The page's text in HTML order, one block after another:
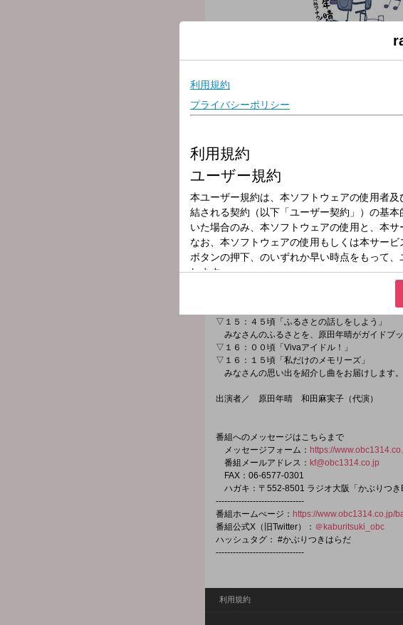
番組名
原田年晴かぶりつきBIG フライデー!(1)
原田年晴かぶりつきBIGフライデー
お得意の旅やグルメ、生活情報をわかりやすく
今日は和田麻実子アナウンサーのアシスタント
そして、ゲストに中野涼子さんが登場！原田と
▽１１：０５頃「かぶりつきジャーナル」
▽１２：００「午後の童謡唱歌」
▽１２：２０頃「平田進也のtabiwaでトラベル」
▽１２：３０「テレホン人生相談」
▽１５：４５頃「ふるさとの話しをしよう」
みなさんのふるさとを、原田年晴がガイドブ
▽１６：００頃「Vivaアイドル！」
▽１６：１５頃「私だけのメモリーズ」
みなさんの思い出を紹介し曲をお届けします。
出演者／ 原田年晴 和田麻実子（代演）
番組へのメッセージはこちらまで
メッセージフォーム： https://
番組メールアドレス： kf@obc1314.co.jp
FAX：06-6577-0301
ハガキ：〒552-8501 ラジオ大阪「かぶりつき
-------------------------------
番組ホームぺージ： https://www.obc1314.co.jp/
番組公式X（旧Twitter）： ＠kaburitsuki_obc
ハッシュタグ： #かぶりつきはらだ
-------------------------------
利用規約